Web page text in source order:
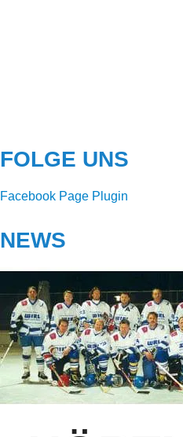
FOLGE UNS
Facebook Page Plugin
NEWS